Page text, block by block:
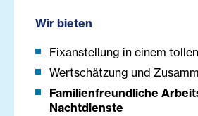
Wir bieten
Fixanstellung in einem
Wertschätzung und
Familienfreundliche
Nachtdienste